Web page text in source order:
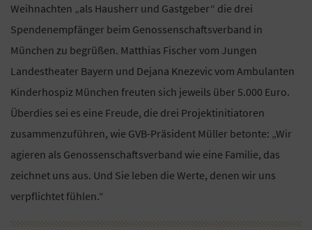
Weihnachten „als Hausherr und Gastgeber“ die drei
Spendenempfänger beim Genossenschaftsverband in
München zu begrüßen. Matthias Fischer vom Jungen
Landestheater Bayern und Dejana Knezevic vom Ambulanten
Kinderhospiz München freuten sich jeweils über 5.000 Euro.
Überdies sei es eine Freude, die drei Projektinitiatoren
zusammenzuführen, wie GVB-Präsident Müller betonte: „Wir
agieren als Genossenschaftsverband wie eine Familie, das
zeichnet uns aus. Und Sie leben die Werte, denen wir uns
verpflichtet fühlen.“